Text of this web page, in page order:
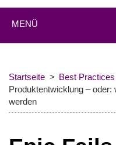
MENÜ
Startseite Best Practices
Produktentwicklung –
werden